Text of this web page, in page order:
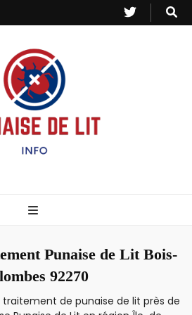
Info
Punaise de Lit Bois-
92270
traitement de punaise de lit près de